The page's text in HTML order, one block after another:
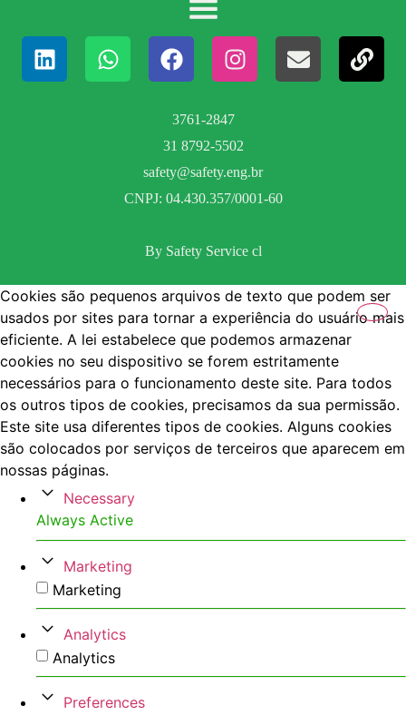
3761-2847
31 8792-5502
safety@safety.eng.br
CNPJ: 04.430.357/0001-60
By Safety Service cl
Cookies são pequenos arquivos de texto que podem ser
usados por sites para tornar a experiência do usuário mais
eficiente. A lei estabelece que podemos armazenar
cookies no seu dispositivo se forem estritamente
necessários para o funcionamento deste site. Para todos
os outros tipos de cookies, precisamos da sua permissão.
Este site usa diferentes tipos de cookies. Alguns cookies
são colocados por serviços de terceiros que aparecem em
nossas páginas.
Necessary
Always Active
Marketing
Marketing
Analytics
Analytics
Preferences